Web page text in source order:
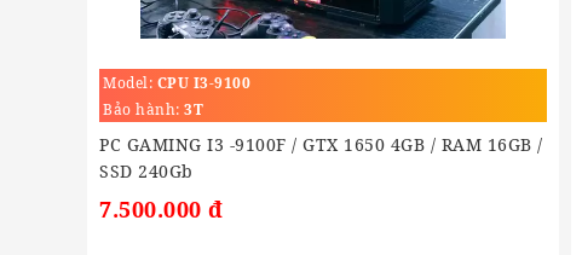
Model: CPU I3-9100
Bảo hành: 3T
PC GAMING I3 -9100F / GTX 1650 4GB / RAM 16GB /
SSD 240Gb
7.500.000 đ